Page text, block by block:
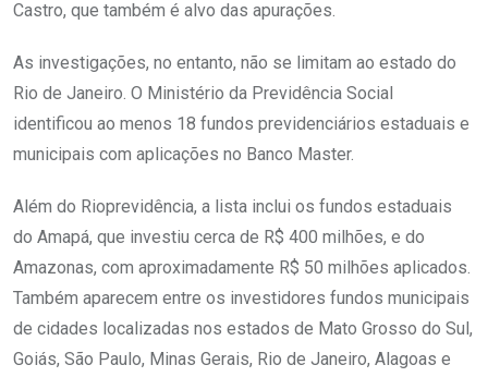
Castro, que também é alvo das apurações.
As investigações, no entanto, não se limitam ao estado do
Rio de Janeiro. O Ministério da Previdência Social
identificou ao menos 18 fundos previdenciários estaduais e
municipais com aplicações no Banco Master.
Além do Rioprevidência, a lista inclui os fundos estaduais
do Amapá, que investiu cerca de R$ 400 milhões, e do
Amazonas, com aproximadamente R$ 50 milhões aplicados.
Também aparecem entre os investidores fundos municipais
de cidades localizadas nos estados de Mato Grosso do Sul,
Goiás, São Paulo, Minas Gerais, Rio de Janeiro, Alagoas e